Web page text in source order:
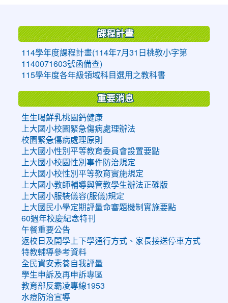
課程計畫
114學年度課程計畫(114年7月31日桃教小字第
1140071603號函備查)
115學年度各年級領域科目選用之教科書
重要消息
生生喝鮮乳桃園鈣健康
上大國小校園緊急傷病處理辦法
校園緊急傷病處理原則
上大國小性別平等教育委員會設置要點
上大國小校園性別事件防治規定
上大國小校性別平等教育實施規定
上大國小教師輔導與管教學生辦法正確版
上大國小服裝儀容(服儀)規定
上大國民小學定期評量命審題機制實施要點
60週年校慶紀念特刊
午餐重要公告
返校日及開學上下學通行方式、家長接送停車方式
特教輔導參考資料
全民資安素養自我評量
學生申訴及再申訴專區
教育部反霸凌專線1953
水痘防治宣導